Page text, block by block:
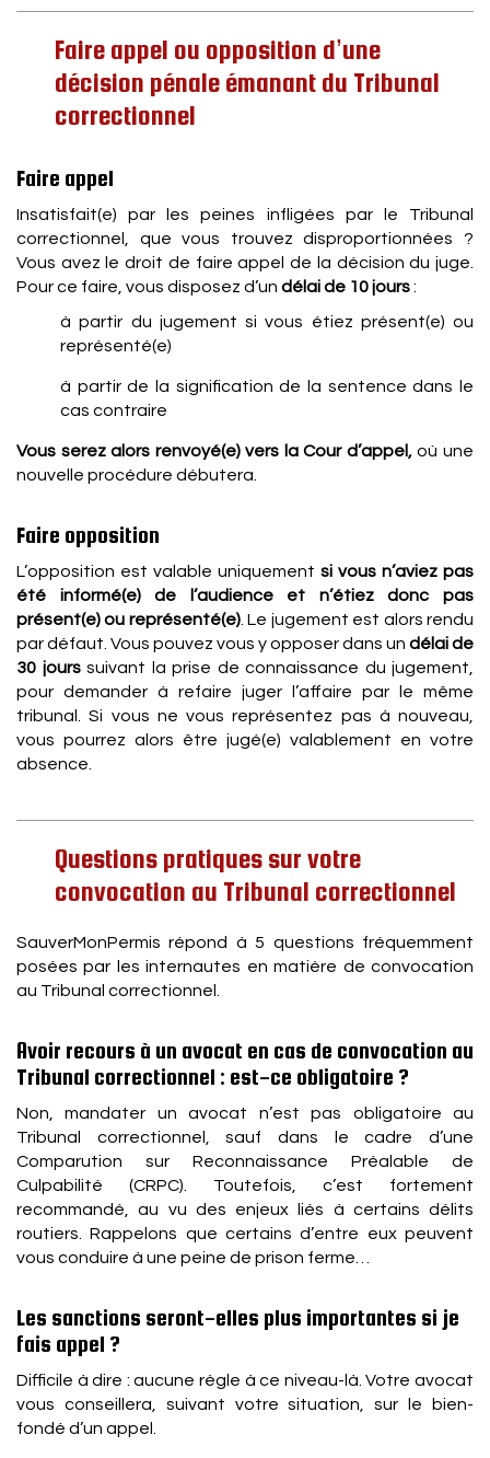
Faire appel ou opposition d’une
décision pénale émanant du Tribunal
correctionnel
Faire appel
Insatisfait(e) par les peines infligées par le Tribunal
correctionnel, que vous trouvez disproportionnées ?
Vous avez le droit de faire appel de la décision du juge.
Pour ce faire, vous disposez d’un délai de 10 jours:
à partir du jugement si vous étiez présent(e) ou
représenté(e)
à partir de la signification de la sentence dans le
cas contraire
Vous serez alors renvoyé(e) vers la Cour d’appel,où une
nouvelle procédure débutera.
Faire opposition
L’opposition est valable uniquement si vous n’aviez pas
été informé(e) de l’audience et n’étiez donc pas
présent(e) ou représenté(e). Le jugement est alors rendu
par défaut. Vous pouvez vous y opposer dans un délai de
30 jourssuivant la prise de connaissance du jugement,
pour demander à refaire juger l’affaire par le même
tribunal. Si vous ne vous représentez pas à nouveau,
vous pourrez alors être jugé(e) valablement en votre
absence.
Questions pratiques sur votre
convocation au Tribunal correctionnel
SauverMonPermis répond à 5 questions fréquemment
posées par les internautes en matière de convocation
au Tribunal correctionnel.
Avoir recours à un avocat en cas de convocation au
Tribunal correctionnel : est-ce obligatoire ?
Non, mandater un avocat n’est pas obligatoire au
Tribunal correctionnel, sauf dans le cadre d’une
Comparution sur Reconnaissance Préalable de
Culpabilité (CRPC). Toutefois, c’est fortement
recommandé, au vu des enjeux liés à certains délits
routiers. Rappelons que certains d’entre eux peuvent
vous conduire à une peine de prison ferme…
Les sanctions seront-elles plus importantes si je
fais appel ?
Difficile à dire : aucune règle à ce niveau-là. Votre avocat
vous conseillera, suivant votre situation, sur le bien-
fondé d’un appel.